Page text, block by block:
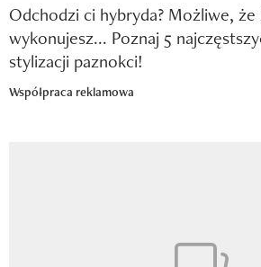
Odchodzi ci hybryda? Możliwe, że
wykonujesz... Poznaj 5
stylizacji paznokci!
Współpraca reklamowa